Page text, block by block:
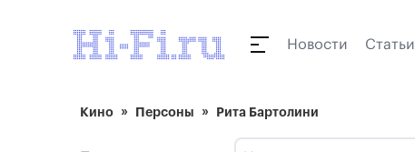
Новости Статьи
Кино Персоны Рита Бартолини